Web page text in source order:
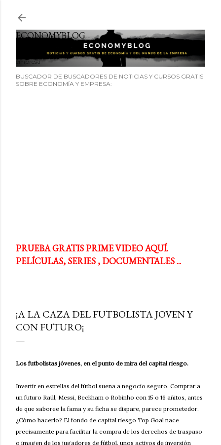
ECONOMYBLOG
Noticias y cursos GRATIS sobre economía y el mundo de la
empresa
BUSCADOR DE BUSCADORES DE NOTICIAS Y CURSOS GRATIS
SOBRE ECONOMÍA Y EMPRESA:
PRUEBA GRATIS PRIME VIDEO AQUÍ.
PELÍCULAS, SERIES , DOCUMENTALES ...
¡A LA CAZA DEL FUTBOLISTA JOVEN Y
CON FUTURO¡
Los futbolistas jóvenes, en el punto de mira del capital riesgo.
Invertir en estrellas del fútbol suena a negocio seguro. Comprar a
un futuro Raúl, Messi, Beckham o Robinho con 15 o 16 añitos, antes
de que saboree la fama y su ficha se dispare, parece prometedor.
¿Cómo hacerlo? El fondo de capital riesgo Top Goal nace
precisamente para facilitar la compra de los derechos de traspaso
o imagen de los jugadores de fútbol, unos activos de inversión